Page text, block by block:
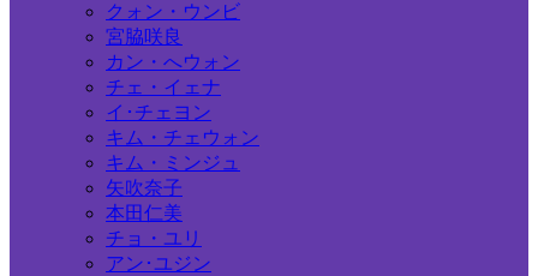
クォン・ウンビ
宮脇咲良
カン・へウォン
チェ・イェナ
イ･チェヨン
キム・チェウォン
キム・ミンジュ
矢吹奈子
本田仁美
チョ・ユリ
アン･ユジン